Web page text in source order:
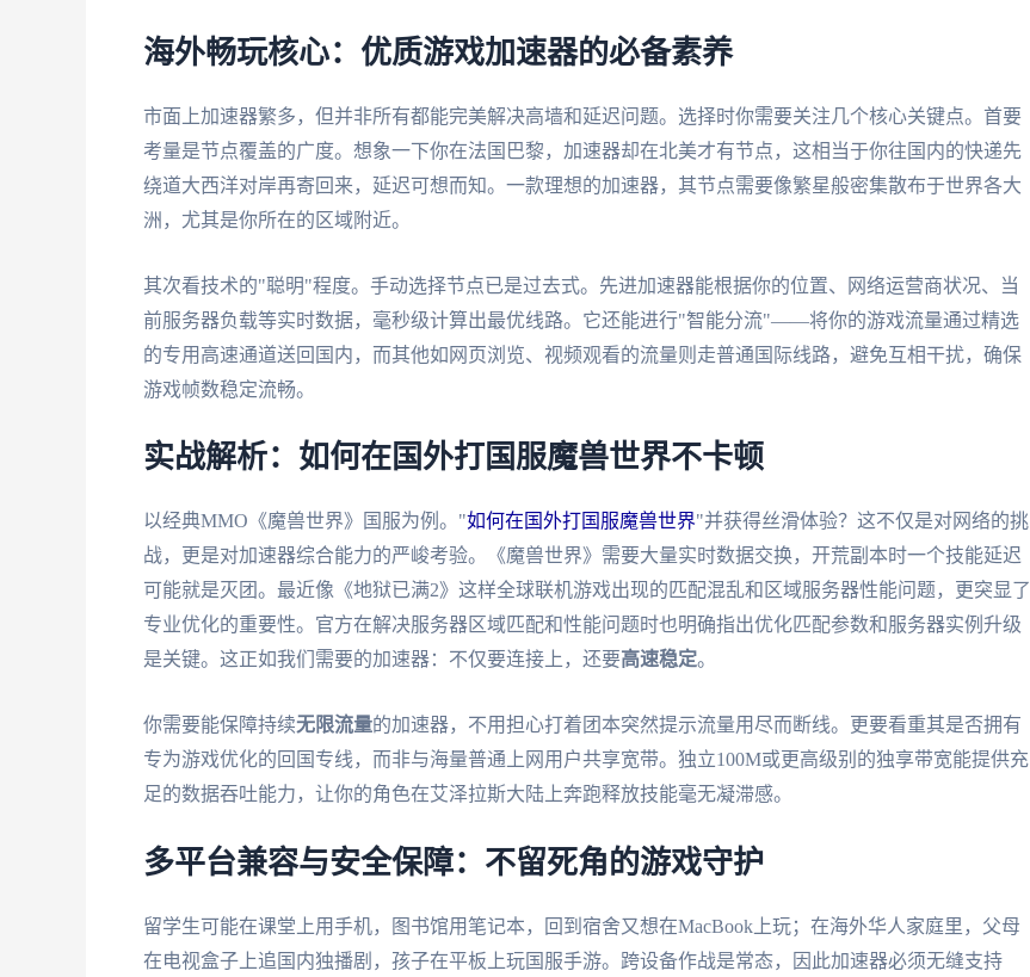
海外畅玩核心：优质游戏加速器的必备素养
市面上加速器繁多，但并非所有都能完美解决高墙和延迟问题。选择时你需要关注几个核心关键点。首要
考量是节点覆盖的广度。想象一下你在法国巴黎，加速器却在北美才有节点，这相当于你往国内的快递先
绕道大西洋对岸再寄回来，延迟可想而知。一款理想的加速器，其节点需要像繁星般密集散布于世界各大
洲，尤其是你所在的区域附近。
其次看技术的"聪明"程度。手动选择节点已是过去式。先进加速器能根据你的位置、网络运营商状况、当
前服务器负载等实时数据，毫秒级计算出最优线路。它还能进行"智能分流"——将你的游戏流量通过精选
的专用高速通道送回国内，而其他如网页浏览、视频观看的流量则走普通国际线路，避免互相干扰，确保
游戏帧数稳定流畅。
实战解析：如何在国外打国服魔兽世界不卡顿
以经典MMO《魔兽世界》国服为例。"如何在国外打国服魔兽世界"并获得丝滑体验？这不仅是对网络的挑
战，更是对加速器综合能力的严峻考验。《魔兽世界》需要大量实时数据交换，开荒副本时一个技能延迟
可能就是灭团。最近像《地狱已满2》这样全球联机游戏出现的匹配混乱和区域服务器性能问题，更突显了
专业优化的重要性。官方在解决服务器区域匹配和性能问题时也明确指出优化匹配参数和服务器实例升级
是关键。这正如我们需要的加速器：不仅要连接上，还要高速稳定。
你需要能保障持续无限流量的加速器，不用担心打着团本突然提示流量用尽而断线。更要看重其是否拥有
专为游戏优化的回国专线，而非与海量普通上网用户共享宽带。独立100M或更高级别的独享带宽能提供充
足的数据吞吐能力，让你的角色在艾泽拉斯大陆上奔跑释放技能毫无凝滞感。
多平台兼容与安全保障：不留死角的游戏守护
留学生可能在课堂上用手机，图书馆用笔记本，回到宿舍又想在MacBook上玩；在海外华人家庭里，父母
在电视盒子上追国内独播剧，孩子在平板上玩国服手游。跨设备作战是常态，因此加速器必须无缝支持